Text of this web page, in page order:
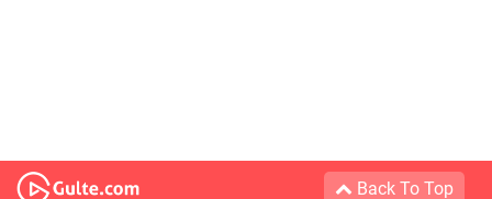
Back To Top